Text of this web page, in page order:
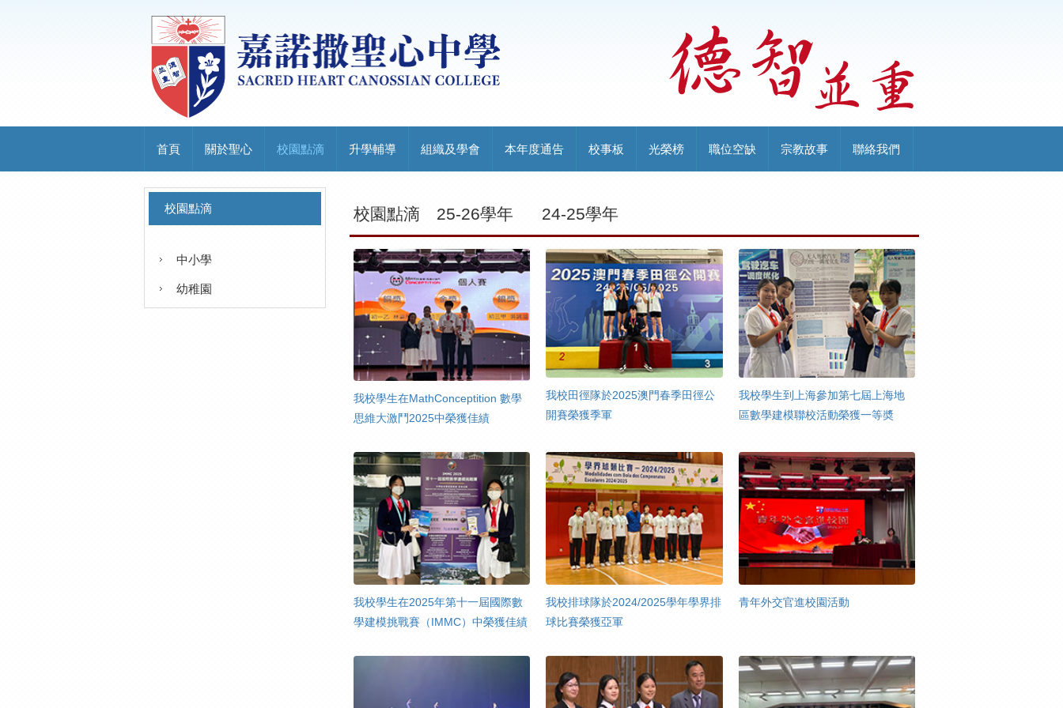
首頁 關於聖心 校園點滴 升學輔導 組織及學會 本年度通告 校事板 光榮榜 職位空缺 宗教故事 聯絡我們
校園點滴
中小學
幼稚園
校園點滴 25-26學年 24-25學年
我校學生在MathConceptition 數學
思維大激鬥2025中榮獲佳績
我校田徑隊於2025澳門春季田徑公
開賽榮獲季軍
我校學生到上海參加第七屆上海地
區數學建模聯校活動榮獲一等奬
我校學生在2025年第十一屆國際數
學建模挑戰賽（IMMC）中榮獲佳績
我校排球隊於2024/2025學年學界排
球比賽榮獲亞軍
青年外交官進校園活動